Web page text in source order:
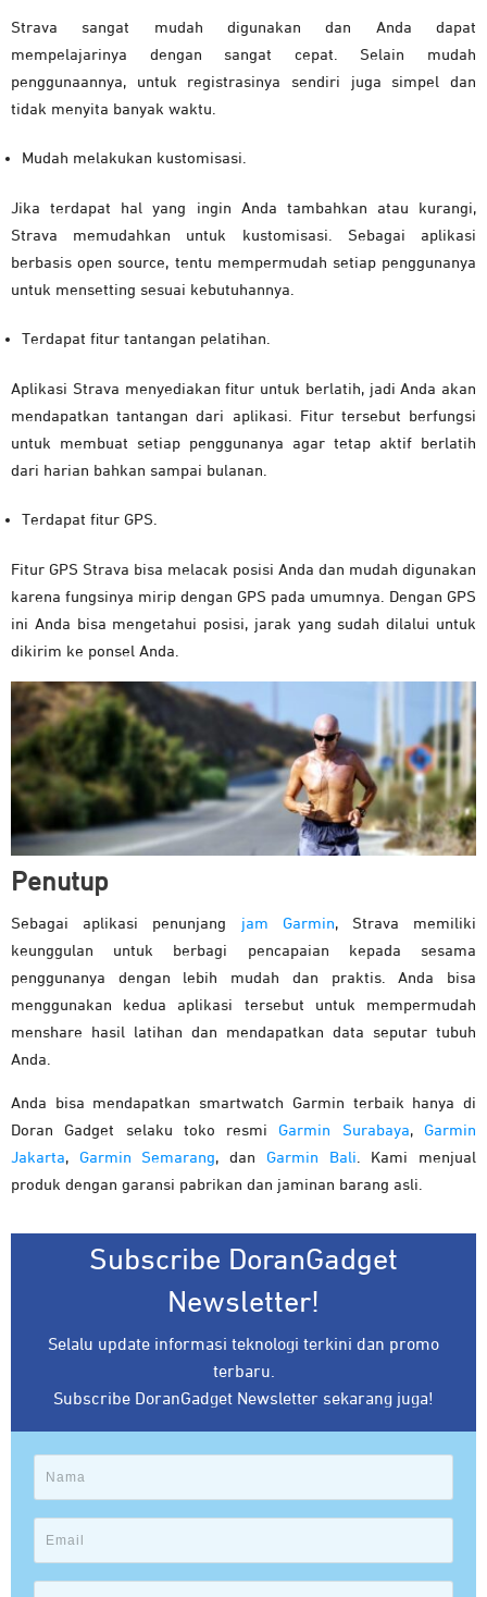
Strava sangat mudah digunakan dan Anda dapat
mempelajarinya dengan sangat cepat. Selain mudah
penggunaannya, untuk registrasinya sendiri juga simpel dan
tidak menyita banyak waktu.
Mudah melakukan kustomisasi.
Jika terdapat hal yang ingin Anda tambahkan atau kurangi,
Strava memudahkan untuk kustomisasi. Sebagai aplikasi
berbasis open source, tentu mempermudah setiap penggunanya
untuk mensetting sesuai kebutuhannya.
Terdapat fitur tantangan pelatihan.
Aplikasi Strava menyediakan fitur untuk berlatih, jadi Anda akan
mendapatkan tantangan dari aplikasi. Fitur tersebut berfungsi
untuk membuat setiap penggunanya agar tetap aktif berlatih
dari harian bahkan sampai bulanan.
Terdapat fitur GPS.
Fitur GPS Strava bisa melacak posisi Anda dan mudah digunakan
karena fungsinya mirip dengan GPS pada umumnya. Dengan GPS
ini Anda bisa mengetahui posisi, jarak yang sudah dilalui untuk
dikirim ke ponsel Anda.
Penutup
Sebagai aplikasi penunjang jam Garmin, Strava memiliki
keunggulan untuk berbagi pencapaian kepada sesama
penggunanya dengan lebih mudah dan praktis. Anda bisa
menggunakan kedua aplikasi tersebut untuk mempermudah
menshare hasil latihan dan mendapatkan data seputar tubuh
Anda.
Anda bisa mendapatkan smartwatch Garmin terbaik hanya di
Doran Gadget selaku toko resmi Garmin Surabaya, Garmin
Jakarta, Garmin Semarang, dan Garmin Bali . Kami menjual
produk dengan garansi pabrikan dan jaminan barang asli.
Subscribe DoranGadget
Newsletter!
Selalu update informasi teknologi terkini dan promo
terbaru.
Subscribe DoranGadget Newsletter sekarang juga!